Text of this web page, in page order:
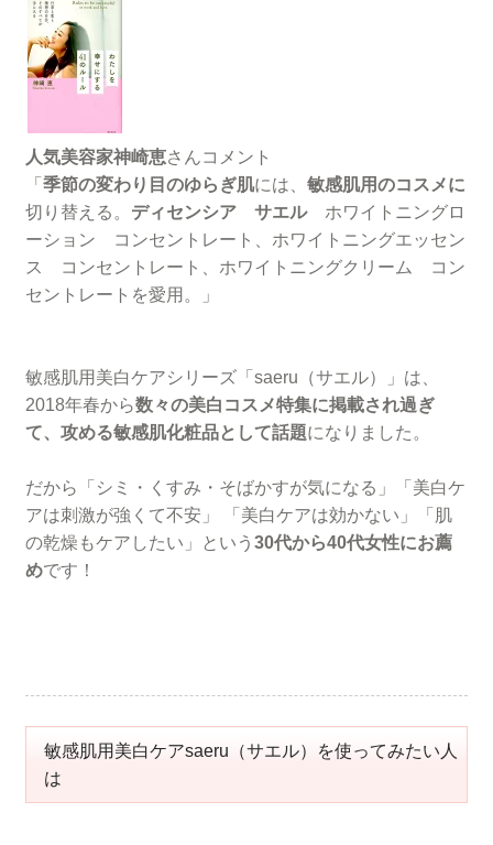
人気美容家神崎恵さんコメント
「 季節の変わり目のゆらぎ肌には、 敏感肌用のコスメに
切り替える。 ディセンシア サエルホワイトニングロ
ーション コンセントレート、ホワイトニングエッセン
ス コンセントレート、ホワイトニングクリーム コン
セントレートを愛用。」
敏感肌用美白ケアシリーズ「saeru（サエル）」は、
2018年春から数々の美白コスメ特集に掲載され過ぎ
て、攻める敏感肌化粧品として話題になりました。
だから「シミ・くすみ・そばかすが気になる」「美白ケ
アは刺激が強くて不安」 「美白ケアは効かない」「肌
の乾燥もケアしたい」という 30代から40代女性にお薦
めです！
敏感肌用美白ケアsaeru（サエル）を使ってみたい人
は